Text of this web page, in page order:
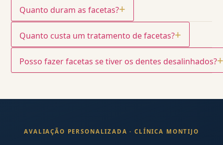
Quanto duram as facetas?+
Quanto custa um tratamento de facetas?+
Posso fazer facetas se tiver os dentes desalinhados?+
AVALIAÇÃO PERSONALIZADA · CLÍNICA MONTIJO